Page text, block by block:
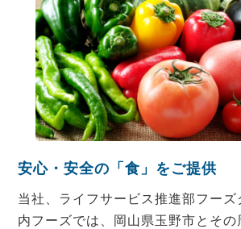
安心・安全の「食」をご提供
当社、ライフサービス推進部フーズ
内フーズでは、岡山県玉野市とその